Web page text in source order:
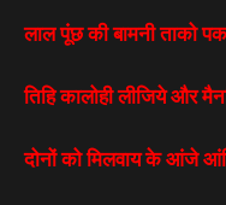
लाल पूंछ की बामनी ताको
तिहि कालोही लीजिये और
दोनों को मिलवाय के आंजे